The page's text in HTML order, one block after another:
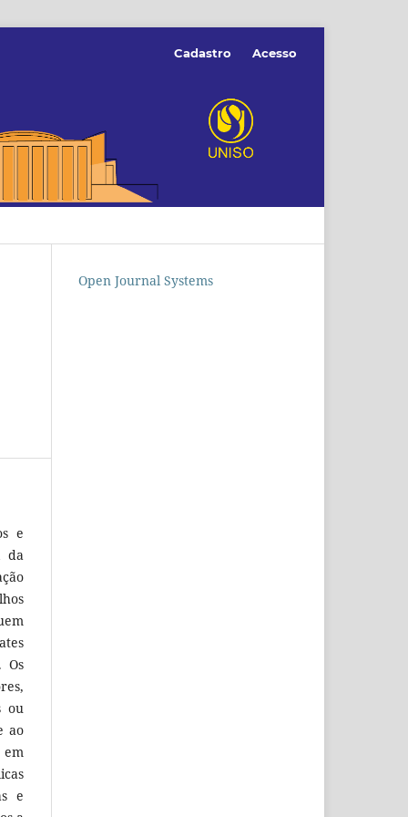
Cadastro Acesso
e
da
Os
ou
ao
em
e
Open Journal Systems